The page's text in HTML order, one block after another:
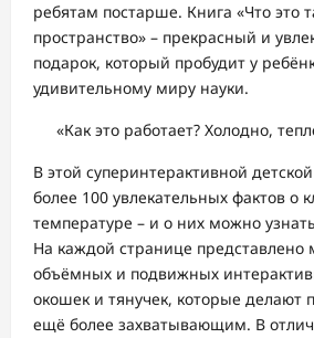
ребятам постарше. Книга «Что это
пространство» – прекрасный и
подарок, который пробудит у
удивительному миру науки.
«Как это работает? Холодно,
В этой суперинтерактивной
более 100 увлекательных фактов о
температуре – и о них можно
На каждой странице представлено
объёмных и подвижных
окошек и тянучек, которые делают
ещё более захватывающим. В